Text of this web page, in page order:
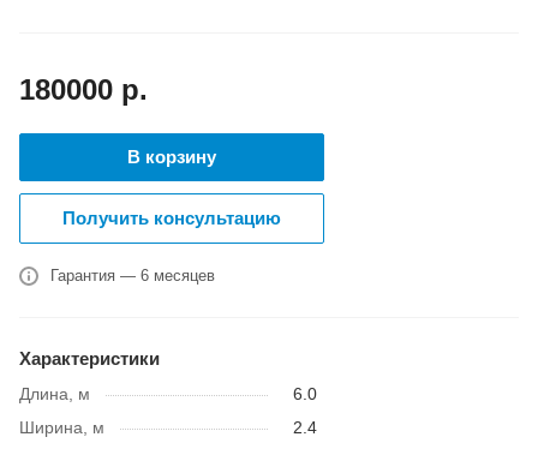
180000 р.
В корзину
Получить консультацию
Гарантия — 6 месяцев
Характеристики
Длина, м
6.0
Ширина, м
2.4